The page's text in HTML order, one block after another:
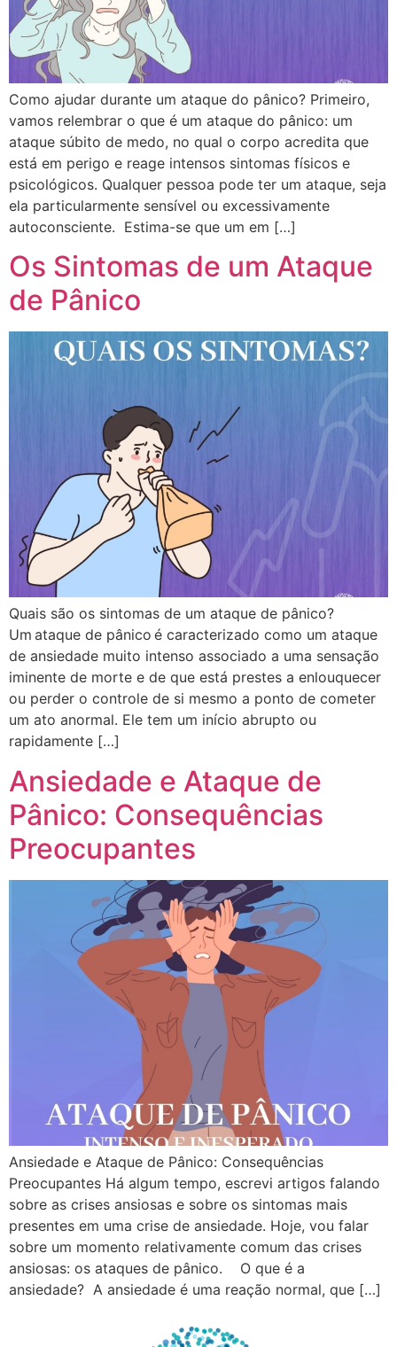
Como ajudar durante um ataque do pânico? Primeiro,
vamos relembrar o que é um ataque do pânico: um
ataque súbito de medo, no qual o corpo acredita que
está em perigo e reage intensos sintomas físicos e
psicológicos. Qualquer pessoa pode ter um ataque, seja
ela particularmente sensível ou excessivamente
autoconsciente. Estima-se que um em […]
Os Sintomas de um Ataque
de Pânico
Quais são os sintomas de um ataque de pânico?
Um ataque de pânico é caracterizado como um ataque
de ansiedade muito intenso associado a uma sensação
iminente de morte e de que está prestes a enlouquecer
ou perder o controle de si mesmo a ponto de cometer
um ato anormal. Ele tem um início abrupto ou
rapidamente […]
Ansiedade e Ataque de
Pânico: Consequências
Preocupantes
Ansiedade e Ataque de Pânico: Consequências
Preocupantes Há algum tempo, escrevi artigos falando
sobre as crises ansiosas e sobre os sintomas mais
presentes em uma crise de ansiedade. Hoje, vou falar
sobre um momento relativamente comum das crises
ansiosas: os ataques de pânico. O que é a
ansiedade? A ansiedade é uma reação normal, que […]